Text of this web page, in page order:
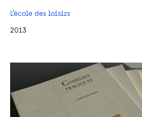
L’école des loisirs
2013